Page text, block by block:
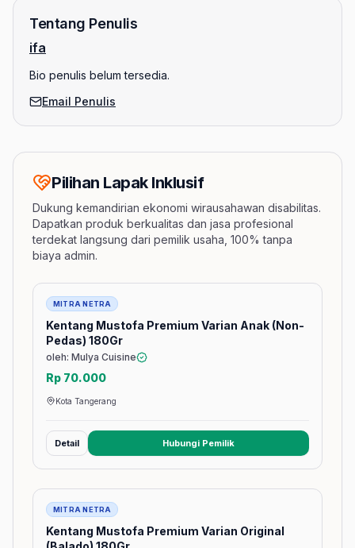
Tentang Penulis
ifa
Bio penulis belum tersedia.
Email Penulis
Pilihan Lapak Inklusif
Dukung kemandirian ekonomi wirausahawan disabilitas.
Dapatkan produk berkualitas dan jasa profesional
terdekat langsung dari pemilik usaha, 100% tanpa
biaya admin.
Barang
MITRA NETRA
Kentang Mustofa Premium Varian Anak (Non-
Pedas) 180Gr
oleh: Mulya Cuisine
Rp 70.000
Kota Tangerang
Detail Hubungi Pemilik(membuka tab baru)
Barang
MITRA NETRA
Kentang Mustofa Premium Varian Original